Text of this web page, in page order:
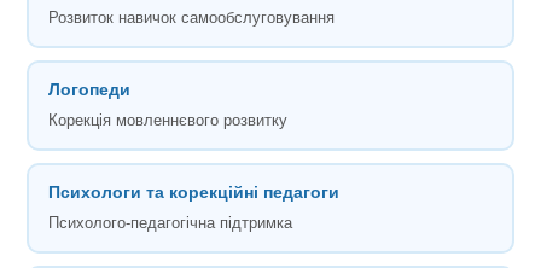
Розвиток навичок самообслуговування
Логопеди
Корекція мовленнєвого розвитку
Психологи та корекційні педагоги
Психолого-педагогічна підтримка